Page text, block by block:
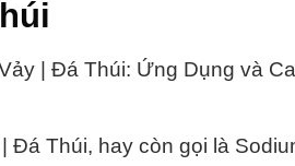
| Đá Thúi: Ứng Dụng và
Đá Thúi, hay còn gọi là